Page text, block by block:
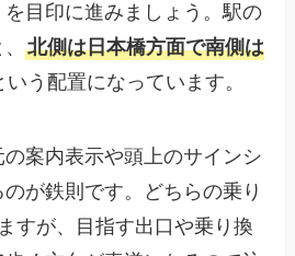
目印に進みましょう。駅の
、北側は日本橋方面で南側は
いう配置になっています。
案内表示や頭上のサインシ
が鉄則です。どちらの乗り
すが、目指す出口や乗り換